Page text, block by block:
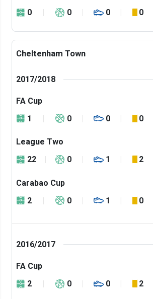
0
0 0 0
Cheltenham Town
2017/2018
FA Cup
1
0 0 0
League Two
22
0 1 2
Carabao Cup
2
0 1 0
2016/2017
FA Cup
2
0 0 2